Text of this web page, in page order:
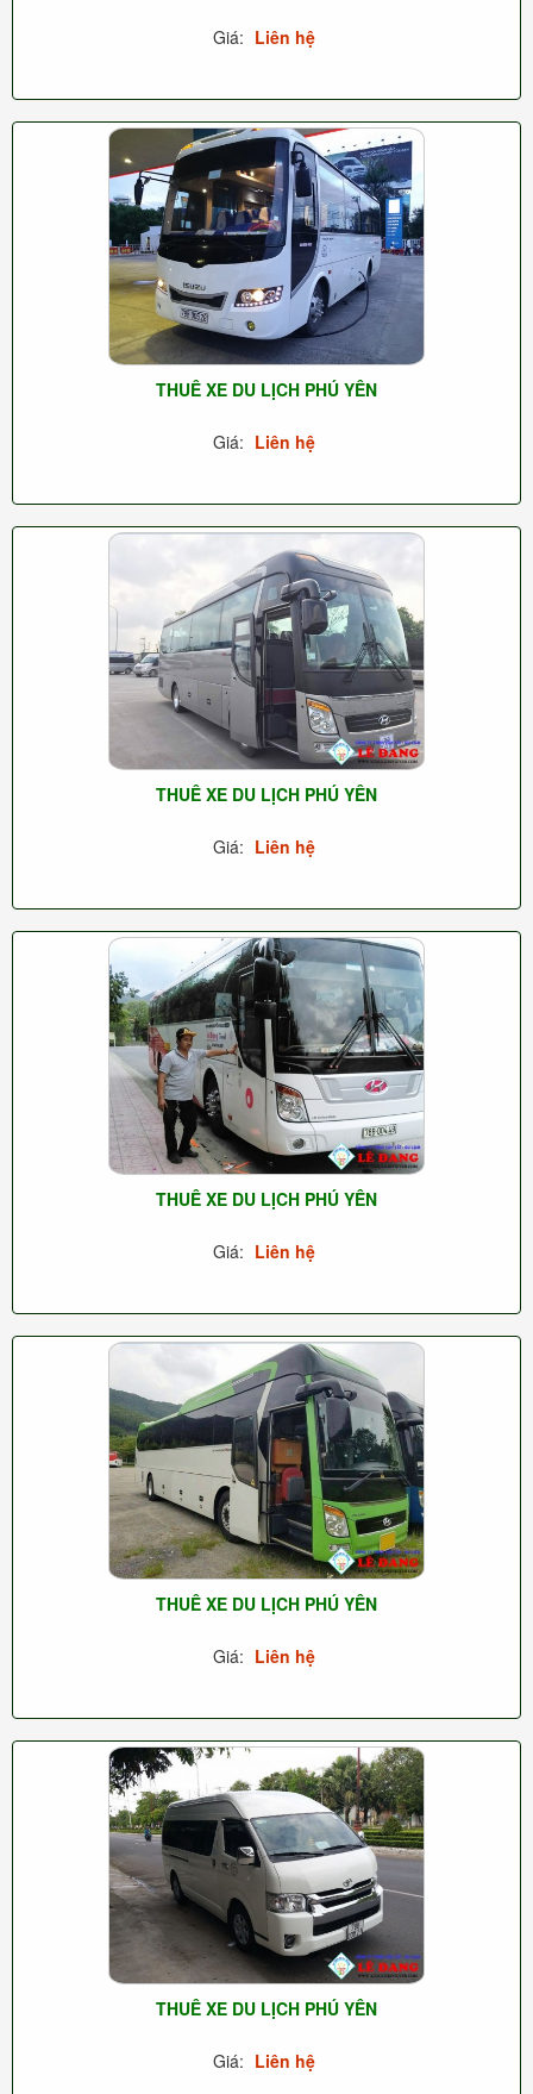
Giá: Liên hệ
THUÊ XE DU LỊCH PHÚ YÊN
Giá: Liên hệ
THUÊ XE DU LỊCH PHÚ YÊN
Giá: Liên hệ
THUÊ XE DU LỊCH PHÚ YÊN
Giá: Liên hệ
THUÊ XE DU LỊCH PHÚ YÊN
Giá: Liên hệ
THUÊ XE DU LỊCH PHÚ YÊN
Giá: Liên hệ